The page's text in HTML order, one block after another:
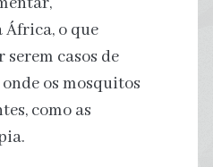
o que
casos de
os mosquitos
como as